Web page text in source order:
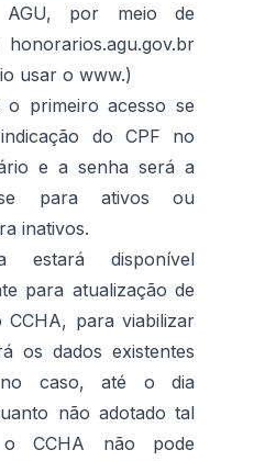
AGU, por meio de
usar o www.)
primeiro acesso se
do CPF no
e a senha será a
para ativos ou
inativos.
estará disponível
para atualização de
para viabilizar
os dados existentes
caso, até o dia
não adotado tal
o CCHA não pode